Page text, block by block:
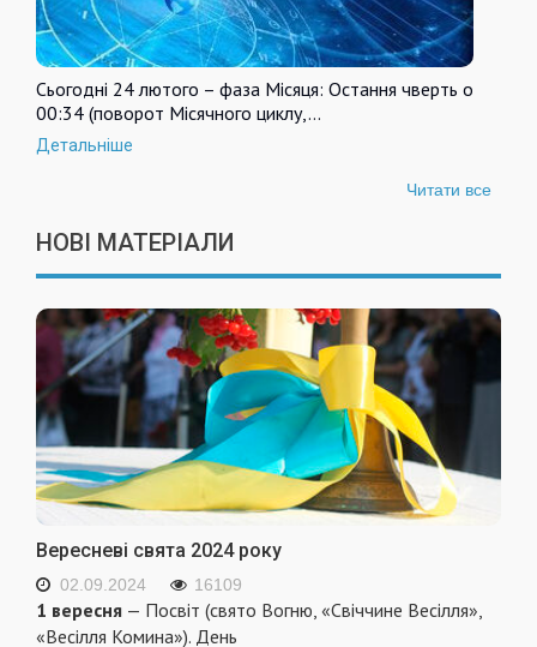
Сьогодні 24 лютого – фаза Місяця: Остання чверть о
00:34 (поворот Місячного циклу,…
Детальніше
Читати все
НОВІ МАТЕРІАЛИ
Вересневі свята 2024 року
02.09.2024 16109
1 вересня — Посвіт (свято Вогню, «Свіччине Весілля»,
«Весілля Комина»). День